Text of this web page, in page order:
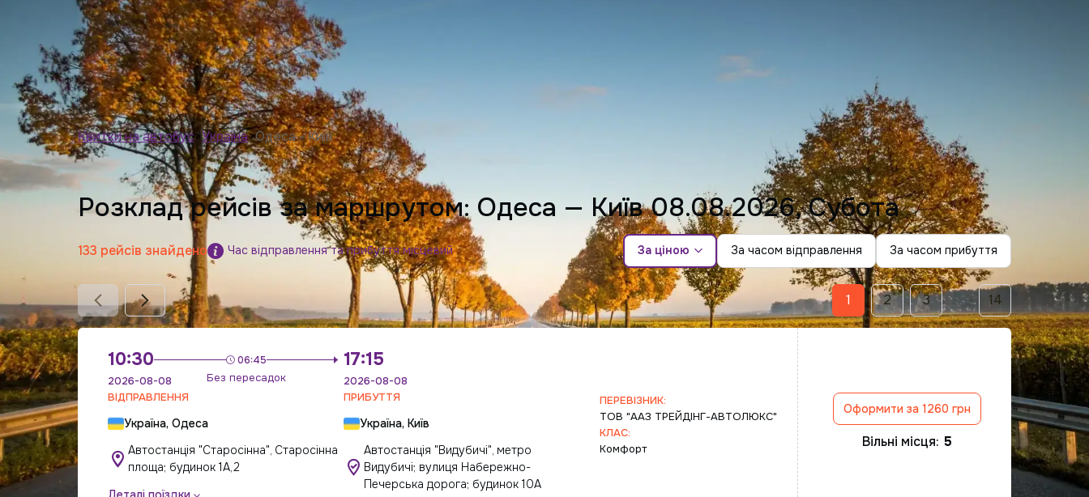
Квитки на автобус>Україна>Одеса - Київ
Розклад рейсів за маршрутом: Одеса — Київ08.08.2026, Субота
133 рейсів знайдено Час відправлення та прибуття місцевий За ціною За часом відправлення За часом прибуття
1 2 3 … 14
10:30 06:45
Без пересадок
2026-08-08
ВІДПРАВЛЕННЯ
Україна, Одеса
Автостанція "Старосінна", Старосінна
площа; будинок 1А,2
17:15
2026-08-08
ПРИБУТТЯ
Україна, Київ
Автостанція "Видубичі", метро
Видубичі; вулиця Набережно-
Печерська дорога; будинок 10А
ПЕРЕВІЗНИК:
ТОВ "ААЗ ТРЕЙДІНГ-АВТОЛЮКС"
КЛАС:
Комфорт
Оформити за 1260 грн
Вільні місця: 5